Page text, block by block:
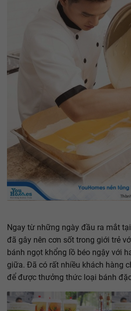
Ngay từ những ngày đầu ra mắt
đã gây nên cơn sốt trong giới trẻ
bánh ngọt khổng lồ béo ngậy với
giữa. Đã có rất nhiều khách hàng
để được thưởng thức loại bánh